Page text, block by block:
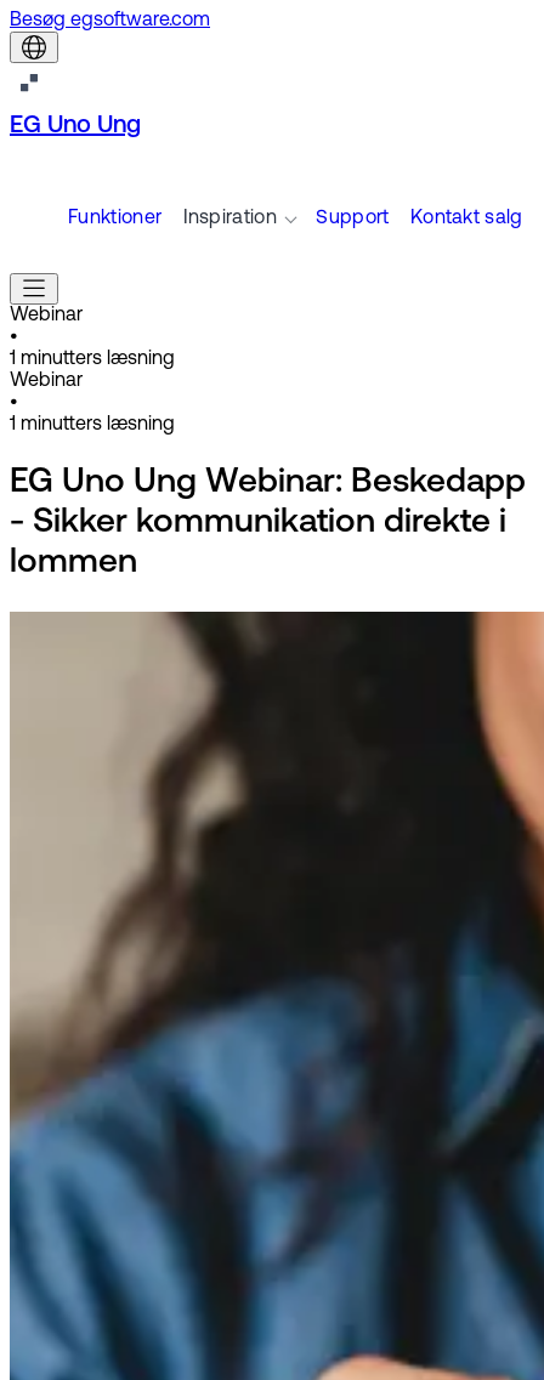
Besøg egsoftware.com
EG Uno Ung
Funktioner Inspiration Support Kontakt salg
Webinar
•
1 minutters læsning
Webinar
•
1 minutters læsning
EG Uno Ung Webinar: Beskedapp
- Sikker kommunikation direkte i
lommen